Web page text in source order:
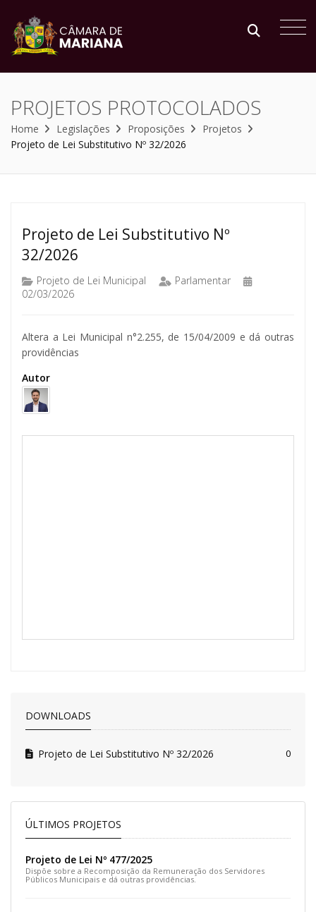
PROJETOS PROTOCOLADOS
Home Legislações Proposições
Projetos
Projeto de Lei Substitutivo Nº 32/2026
Projeto de Lei Substitutivo Nº
32/2026
Projeto de Lei Municipal
Parlamentar
02/03/2026
Altera a Lei Municipal n°2.255, de 15/04/2009 e dá outras
providências
Autor
DOWNLOADS
Projeto de Lei Substitutivo Nº 32/2026 0
ÚLTIMOS PROJETOS
Projeto de Lei Nº 477/2025
Dispõe sobre a Recomposição da Remuneração dos Servidores
Públicos Municipais e dá outras providências.